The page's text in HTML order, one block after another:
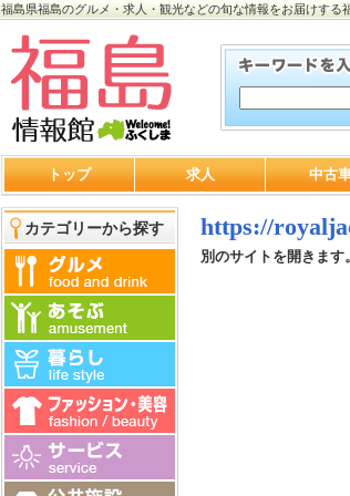
福島県福島のグルメ・求人・観光などの旬な情報をお届けする
トップ 求人 中古
カテゴリーから探す https://
別のサイトを開きます